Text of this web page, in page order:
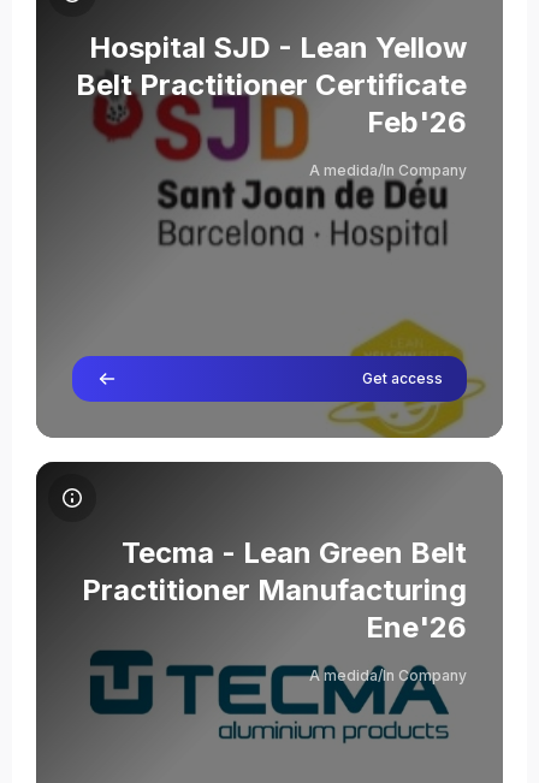
Olga Batlle Junqué
מורה
תמונת הקורס
שם הקורס
Hospital SJD - Lean Yellow
Belt Practitioner Certificate
Feb'26
A medida/In Company
Get access
Severino Abad
מורה
תמונת הקורס Tecma - Lean Green Belt Practitioner Manufacturing Ene'26
תמונת הקורס
שם הקורס
Tecma - Lean Green Belt
Practitioner Manufacturing
Ene'26
A medida/In Company